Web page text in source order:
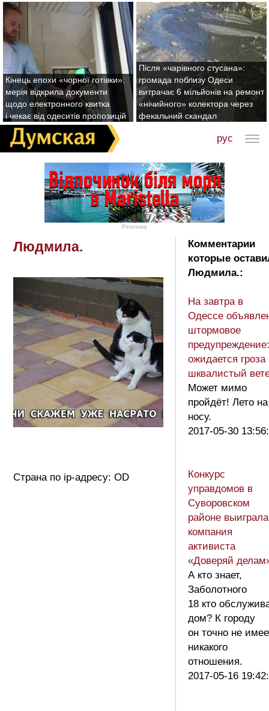
Кінець епохи «чорної готівки»:
мерія відкрила документи
щодо електронного квитка
і чекає від одеситів пропозицій
Після «чарівного стусана»:
громада поблизу Одеси
витрачає 6 мільйонів на ремонт
«нічийного» колектора через
фекальний скандал
рус
Реклама
Людмила.
Страна по ip-адресу: OD
Комментарии
которые
Людмила.:
На завтра в
Одессе
штормовое
предупреждение:
ожидается гроза
шквалистый
Может мимо
пройдёт! Лето на
носу.
2017-05-30
Конкурс
управдомов в
Суворовском
районе выиграла
компания
активиста
«Доверяй
А кто знает,
Заболотного
18 кто
дом? К городу
он точно не
никакого
отношения.
2017-05-16